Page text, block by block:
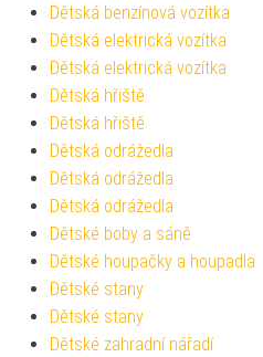
Dětská benzínová vozítka
Dětská elektrická vozítka
Dětská elektrická vozítka
Dětská hřiště
Dětská hřiště
Dětská odrážedla
Dětská odrážedla
Dětská odrážedla
Dětské boby a sáně
Dětské houpačky a houpadla
Dětské stany
Dětské stany
Dětské zahradní nářadí